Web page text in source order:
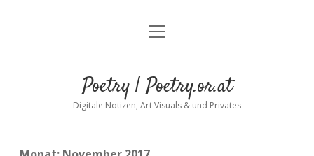
Menü
Poetry | Poetry.or.at
Digitale Notizen, Art Visuals & und Privates